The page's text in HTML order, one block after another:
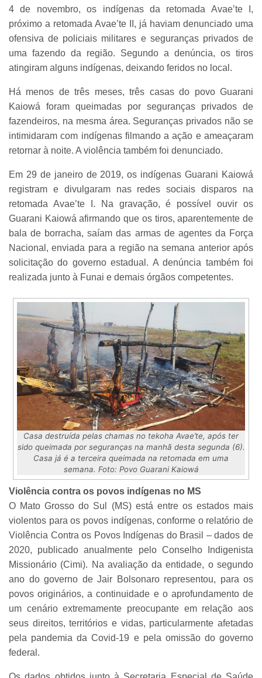
4 de novembro, os indígenas da retomada Avae’te I,
próximo a retomada Avae’te II, já haviam denunciado uma
ofensiva de policiais militares e seguranças privados de
uma fazendo da região. Segundo a denúncia, os tiros
atingiram alguns indígenas, deixando feridos no local.
Há menos de três meses, três casas do povo Guarani
Kaiowá foram queimadas por seguranças privados de
fazendeiros, na mesma área. Seguranças privados não se
intimidaram com indígenas filmando a ação e ameaçaram
retornar à noite. A violência também foi denunciado.
Em 29 de janeiro de 2019, os indígenas Guarani Kaiowá
registram e divulgaram nas redes sociais disparos na
retomada Avae’te I. Na gravação, é possível ouvir os
Guarani Kaiowá afirmando que os tiros, aparentemente de
bala de borracha, saíam das armas de agentes da Força
Nacional, enviada para a região na semana anterior após
solicitação do governo estadual. A denúncia também foi
realizada junto à Funai e demais órgãos competentes.
Casa destruída pelas chamas no tekoha Avae’te, após ter
sido queimada por seguranças na manhã desta segunda (6).
Casa já é a terceira queimada na retomada em uma
semana. Foto: Povo Guarani Kaiowá
Violência contra os povos indígenas no MS
O Mato Grosso do Sul (MS) está entre os estados mais
violentos para os povos indígenas, conforme o relatório de
Violência Contra os Povos Indígenas do Brasil – dados de
2020, publicado anualmente pelo Conselho Indigenista
Missionário (Cimi). Na avaliação da entidade, o segundo
ano do governo de Jair Bolsonaro representou, para os
povos originários, a continuidade e o aprofundamento de
um cenário extremamente preocupante em relação aos
seus direitos, territórios e vidas, particularmente afetadas
pela pandemia da Covid-19 e pela omissão do governo
federal.